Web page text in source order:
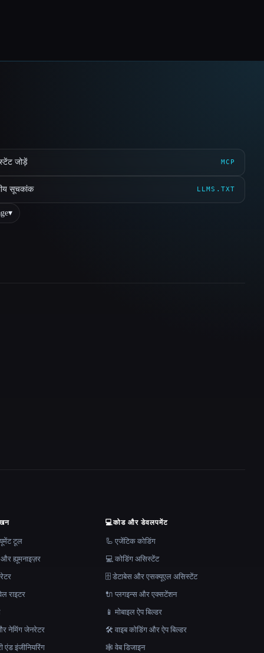
जोड़ें MCP
सूचकांक LLMS.TXT
▾
टूल
ह्यूमनाइज़र
राइटर
नेमिंग जेनरेटर
एंड इंजीनियरिंग
💻कोड और डेवलपमेंट
🦾 एजेंटिक कोडिंग
💻 कोडिंग असिस्टेंट
🗄️ डेटाबेस और एसक्यूएल असिस्टेंट
🔌 प्लगइन्स और एक्सटेंशन
📱 मोबाइल ऐप बिल्डर
🛠️ वाइब कोडिंग और ऐप बिल्डर
🕸 वेब डिजाइन